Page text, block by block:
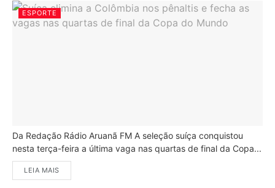
ESPORTE
Da Redação Rádio Aruanã FM A seleção suíça conquistou
nesta terça-feira a última vaga nas quartas de final da Copa...
LEIA MAIS